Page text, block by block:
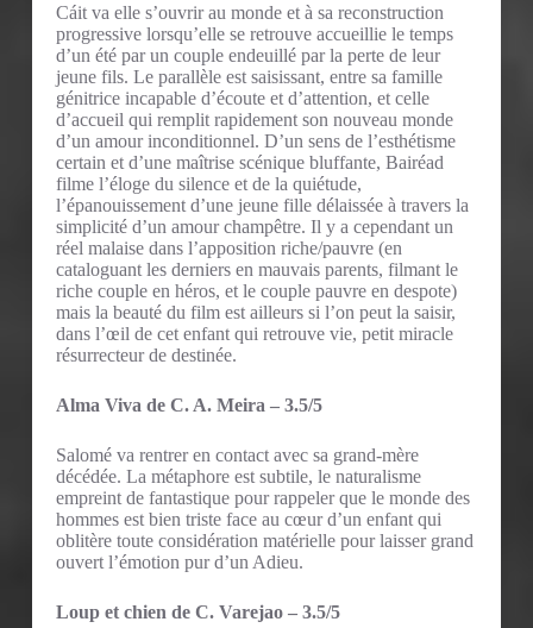
Cáit va elle s’ouvrir au monde et à sa reconstruction
progressive lorsqu’elle se retrouve accueillie le temps
d’un été par un couple endeuillé par la perte de leur
jeune fils. Le parallèle est saisissant, entre sa famille
génitrice incapable d’écoute et d’attention, et celle
d’accueil qui remplit rapidement son nouveau monde
d’un amour inconditionnel. D’un sens de l’esthétisme
certain et d’une maîtrise scénique bluffante, Bairéad
filme l’éloge du silence et de la quiétude,
l’épanouissement d’une jeune fille délaissée à travers la
simplicité d’un amour champêtre. Il y a cependant un
réel malaise dans l’apposition riche/pauvre (en
cataloguant les derniers en mauvais parents, filmant le
riche couple en héros, et le couple pauvre en despote)
mais la beauté du film est ailleurs si l’on peut la saisir,
dans l’œil de cet enfant qui retrouve vie, petit miracle
résurrecteur de destinée.
Alma Viva de C. A. Meira – 3.5/5
Salomé va rentrer en contact avec sa grand-mère
décédée. La métaphore est subtile, le naturalisme
empreint de fantastique pour rappeler que le monde des
hommes est bien triste face au cœur d’un enfant qui
oblitère toute considération matérielle pour laisser grand
ouvert l’émotion pur d’un Adieu.
Loup et chien de C. Varejao – 3.5/5